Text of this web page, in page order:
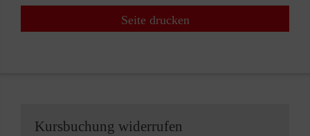
Seite drucken
Kursbuchung widerrufen